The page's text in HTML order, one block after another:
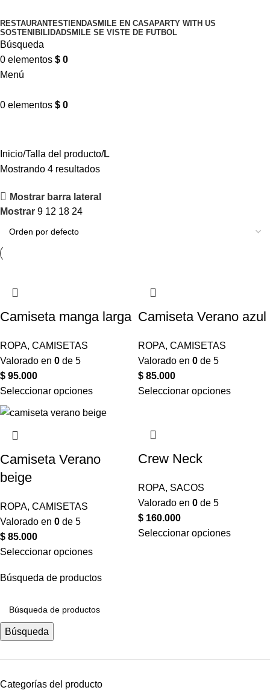
RESTAURANTESTIENDASMILE EN CASAPARTY WITH US
SOSTENIBILIDADSMILE SE VISTE DE FUTBOL
Búsqueda
0 elementos $ 0
Menú
0 elementos $ 0
Búsqueda de productos
Búsqueda
Categorías del producto
Inicio Talla del producto L
Mostrando 4 resultados
Mostrar barra lateral
Mostrar 9 12 18 24
Camiseta manga larga
ROPA, CAMISETAS
Valorado en 0 de 5
$ 95.000
Seleccionar opciones
Camiseta Verano azul
ROPA, CAMISETAS
Valorado en 0 de 5
$ 85.000
Seleccionar opciones
Camiseta Verano
beige
ROPA, CAMISETAS
Valorado en 0 de 5
$ 85.000
Seleccionar opciones
Crew Neck
ROPA, SACOS
Valorado en 0 de 5
$ 160.000
Seleccionar opciones